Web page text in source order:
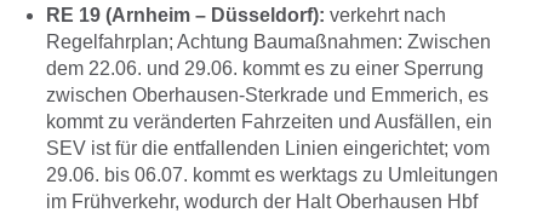
RE 19 (Arnheim – Düsseldorf): verkehrt nach
Regelfahrplan; Achtung Baumaßnahmen: Zwischen
dem 22.06. und 29.06. kommt es zu einer Sperrung
zwischen Oberhausen-Sterkrade und Emmerich, es
kommt zu veränderten Fahrzeiten und Ausfällen, ein
SEV ist für die entfallenden Linien eingerichtet; vom
29.06. bis 06.07. kommt es werktags zu Umleitungen
im Frühverkehr, wodurch der Halt Oberhausen Hbf